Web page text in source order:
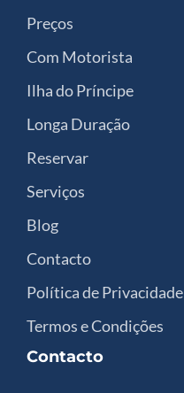
Preços
Com Motorista
Ilha do Príncipe
Longa Duração
Reservar
Serviços
Blog
Contacto
Política de Privacidade
Termos e Condições
Contacto